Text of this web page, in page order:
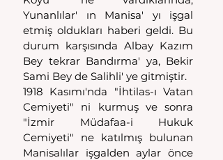
Yunanlılar' ın Manisa' yı işgal
etmiş oldukları haberi geldi. Bu
durum karşısında Albay Kazım
Bey tekrar Bandırma' ya, Bekir
Sami Bey de Salihli' ye gitmiştir.
1918 Kasımı'nda "İhtilas-ı Vatan
Cemiyeti" ni kurmuş ve sonra
"İzmir Müdafaa-i Hukuk
Cemiyeti" ne katılmış bulunan
Manisalılar işgalden aylar önce